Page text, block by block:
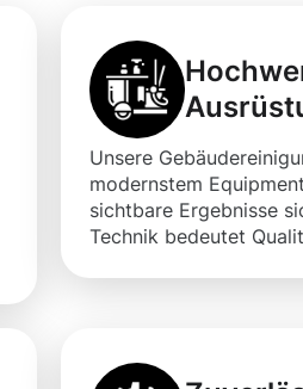
Unsere
modernstem
sichtbare Ergebnisse
Technik bedeutet